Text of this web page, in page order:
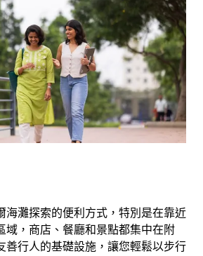
海灘探索的便利方式，特別是在靠近
域，商店、餐廳和景點都集中在附
善行人的基礎設施，讓您輕鬆以步行